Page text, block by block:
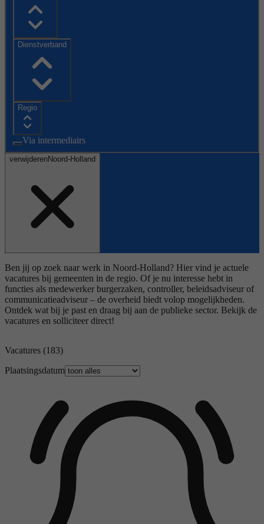
Ben jij op zoek naar werk in Noord-Holland? Hier vind je actuele
vacatures bij gemeenten in de regio. Of je nu interesse hebt in
functies als medewerker burgerzaken, controller, beleidsadviseur of
communicatieadviseur – de overheid biedt volop mogelijkheden.
Ontdek wat bij je past en draag bij aan de publieke sector. Bekijk de
vacatures en solliciteer direct!
Dienstverband
Regio
Via intermediairs
verwijderenNoord-Holland
Vacatures (183)
Plaatsingsdatum